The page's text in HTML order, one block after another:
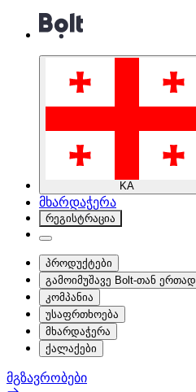
KA
მხარდაჭერა
რეგისტრაცია
პროდუქტები
გამოიმუშავე Bolt-თან ერთად
კომპანია
უსაფრთხოება
მხარდაჭერა
ქალაქები
მგზავრობები